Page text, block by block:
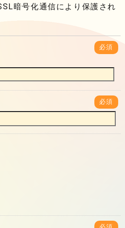
暗号化通信により保護され
必須
必須